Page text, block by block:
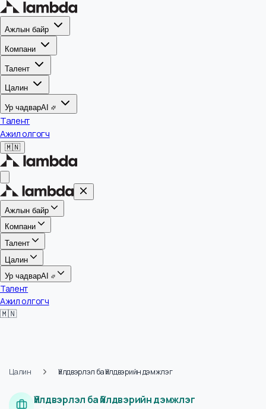
Ажлын байр
Компани
Талент
Цалин
Ур чадварAI
Талент
Ажил олгогч
🇲🇳
Ажлын байр
Компани
Талент
Цалин
Ур чадвар
Талент
Ажил олгогч
Цалин